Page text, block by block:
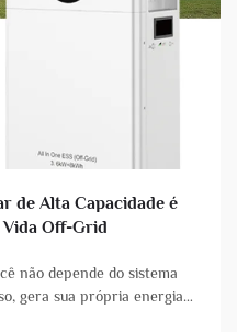
de Alta Capacidade é
Vida Off-Grid
não depende do sistema
gera sua própria energia